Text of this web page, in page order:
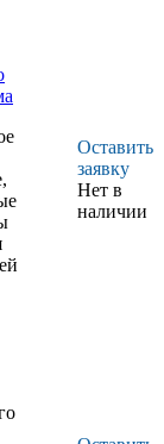
Оставить
заявку
Нет в
наличии